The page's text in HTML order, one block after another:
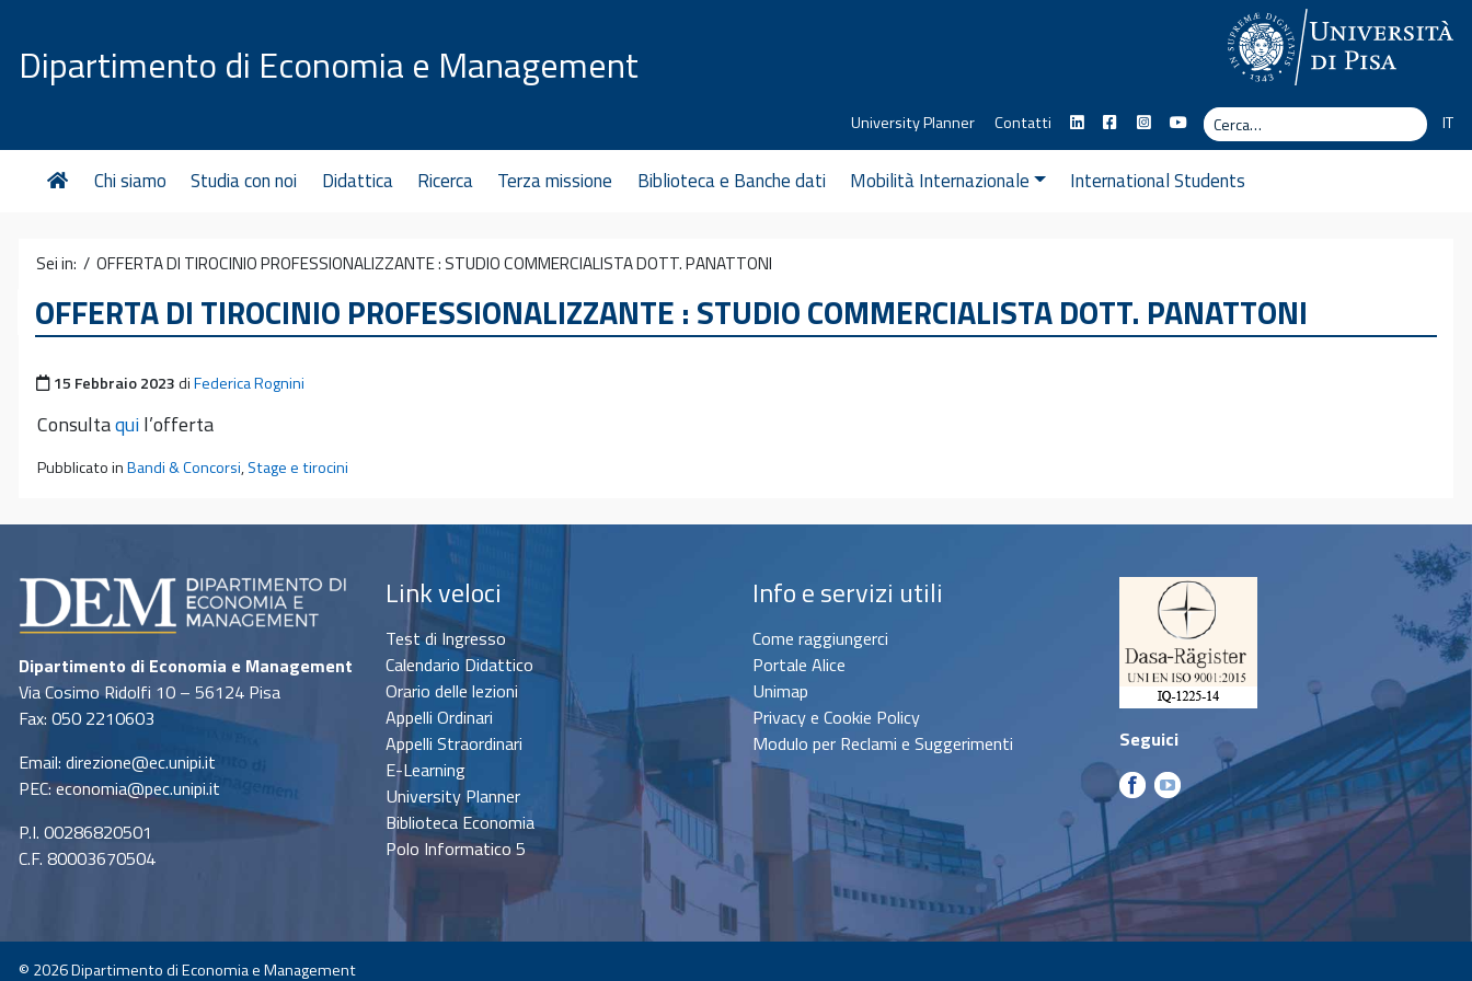
Dipartimento di Economia e Management
University Planner Contatti
Cerca
CercaIT
Chi siamo Studia con noi Didattica Ricerca Terza missione Biblioteca e Banche dati Mobilità Internazionale International Students
Sei in: / OFFERTA DI TIROCINIO PROFESSIONALIZZANTE : STUDIO COMMERCIALISTA DOTT. PANATTONI
OFFERTA DI TIROCINIO PROFESSIONALIZZANTE : STUDIO COMMERCIALISTA DOTT. PANATTONI
Pubblicato il
15 Febbraio 2023diFederica Rognini
Consultaquil’offerta
Pubblicato inBandi & Concorsi,Stage e tirocini
Dipartimento di Economia e Management
Via Cosimo Ridolfi 10 – 56124 Pisa
Fax: 050 2210603
Email: direzione@ec.unipi.it
PEC: economia@pec.unipi.it
P.I. 00286820501
C.F. 80003670504
Link veloci
Test di Ingresso
Calendario Didattico
Orario delle lezioni
Appelli Ordinari
Appelli Straordinari
E-Learning
University Planner
Biblioteca Economia
Polo Informatico 5
Info e servizi utili
Come raggiungerci
Portale Alice
Unimap
Privacy e Cookie Policy
Modulo per Reclami e Suggerimenti
Seguici
© 2026Dipartimento di Economia e Management